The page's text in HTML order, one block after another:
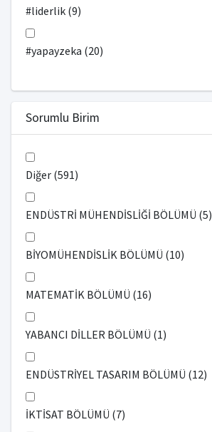
#liderlik (9)
#yapayzeka (20)
Sorumlu Birim
Diğer (591)
ENDÜSTRİ MÜHENDİSLİĞİ BÖLÜMÜ (5)
BİYOMÜHENDİSLİK BÖLÜMÜ (10)
MATEMATİK BÖLÜMÜ (16)
YABANCI DİLLER BÖLÜMÜ (1)
ENDÜSTRİYEL TASARIM BÖLÜMÜ (12)
İKTİSAT BÖLÜMÜ (7)